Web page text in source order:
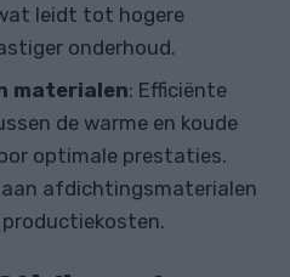
leidt tot hogere
onderhoud.
materialen: Efficiënte
de warme en koude
optimale prestaties.
aan afdichtingsmaterialen
productiekosten.